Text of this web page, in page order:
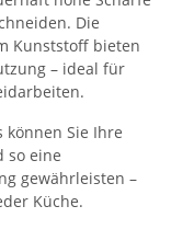
Die
Kunststoff bieten
– ideal für
können Sie Ihre
so eine
gewährleisten –
Küche.